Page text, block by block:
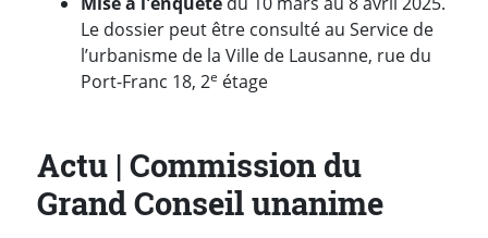
Le dossier peut être consulté au Service de
l’urbanisme de la Ville de Lausanne, rue du
Port-Franc 18, 2e étage
Actu | Commission du
Grand Conseil unanime